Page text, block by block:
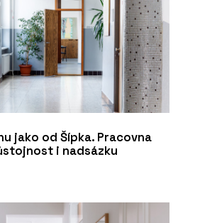
jako od Šípka. Pracovna
i nadsázku